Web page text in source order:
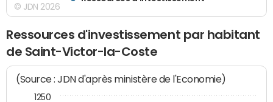
© JDN 2026
Ressources d'investissement par habitant
de Saint-Victor-la-Coste
(Source : JDN d'après ministère de l'Economie)
1250